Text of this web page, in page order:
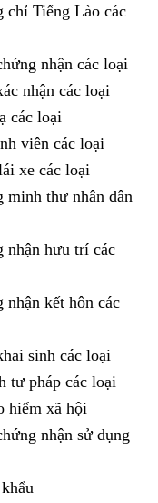
chỉ Tiếng Lào các
nhận các loại
nhận các loại
các loại
viên các loại
xe các loại
minh thư nhân dân
nhận hưu trí các
kết hôn các
sinh các loại
tư pháp các loại
hiểm xã hội
nhận sử dụng